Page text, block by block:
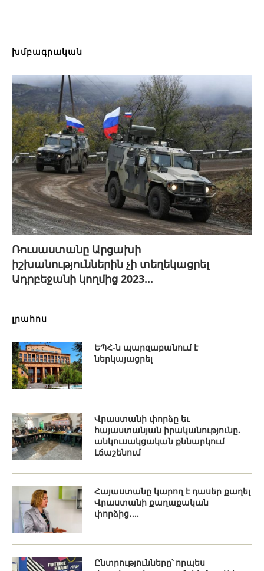
խմբագրական
Ռուսաստանը Արցախի
իշխանություններին չի տեղեկացրել
Ադրբեջանի կողմից 2023...
լրահոս
ԵՊՀ-ն պարզաբանում է
ներկայացրել
Վրաստանի փորձը եւ
հայաստանյան իրականությունը.
անկուսակցական քննարկում
Լճաշենում
Հայաստանը կարող է դասեր քաղել
Վրաստանի քաղաքական
փորձից․...
Ընտրությունները՝ որպես